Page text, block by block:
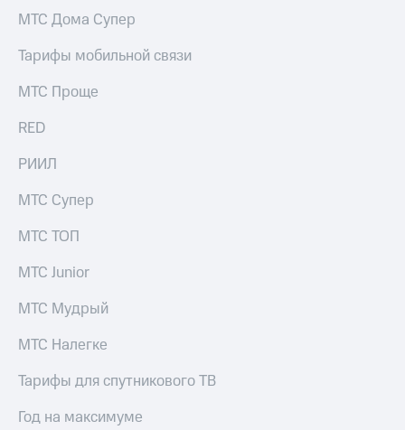
МТС Дома Супер
Тарифы мобильной связи
МТС Проще
RED
РИИЛ
МТС Супер
МТС ТОП
МТС Junior
МТС Мудрый
МТС Налегке
Тарифы для спутникового ТВ
Год на максимуме